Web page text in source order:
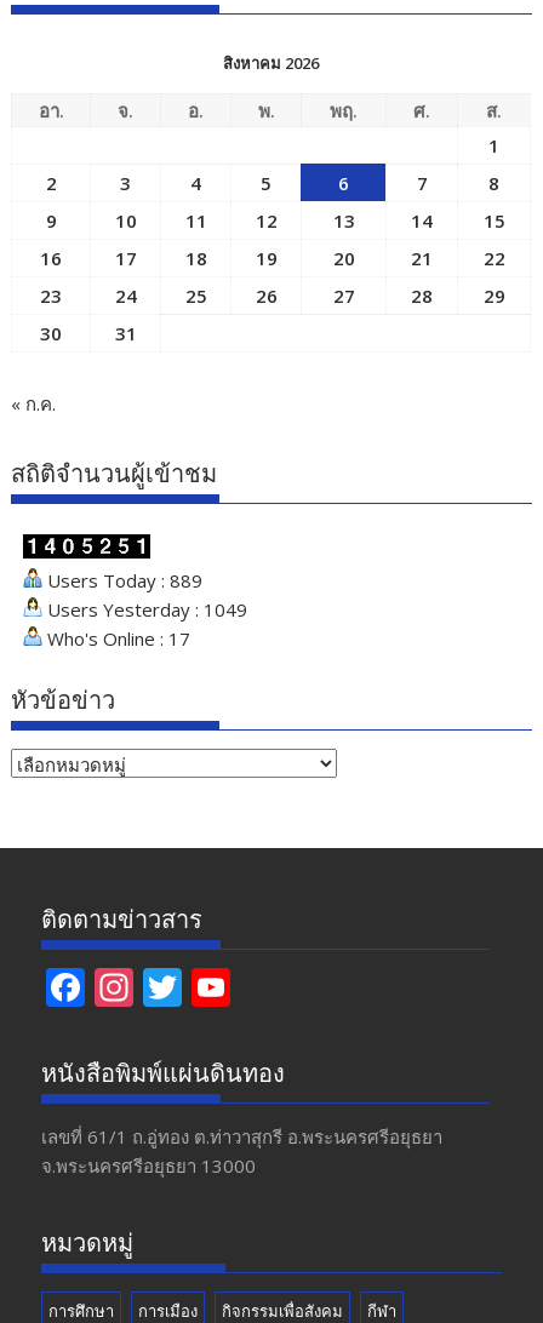
สิงหาคม 2026
อา. จ. อ. พ. พฤ. ศ.
ส.
1
2
3 4 5 6 7
8
9
10 11 12 13 14
15
16
17 18 19 20 21
22
23
24 25 26 27 28
29
30
31
« ก.ค.
สถิติจำนวนผู้เข้าชม
Users Today : 889
Users Yesterday : 1049
Who's Online : 17
หัวข้อข่าว
หัวข้อ
ติดตามข่าวสาร
F
ac
e
b
o
o
In
st
a
gr
a
m
T
w
itt
er
u
T
u
b
หนังสือพิมพ์แผ่นดินทอง
เลขที่ 61/1 ถ.อู่ทอง​ ต.​ท่าวาสุกรี​ อ.พระนครศรีอยุธยา​
จ.พระนครศรีอยุธยา 13000
หมวดหมู่
การศึกษา การเมือง กิจกรรมเพื่อสังคม กีฬา